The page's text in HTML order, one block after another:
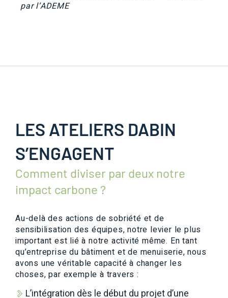
par l’ADEME
LES ATELIERS DABIN
S’ENGAGENT
Comment diviser par deux notre
impact carbone ?
Au-delà des actions de sobriété et de
sensibilisation des équipes, notre levier le plus
important est lié à notre activité même. En tant
qu’entreprise du bâtiment et de menuiserie, nous
avons une véritable capacité à changer les
choses, par exemple à travers :
L’intégration dès le début du projet d’une